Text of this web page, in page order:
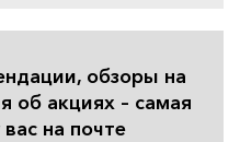
обзоры на
об акциях – самая
на почте